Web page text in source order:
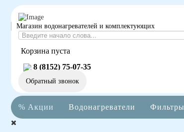
Магазин водонагревателей и комплектующих
Корзина пуста
8 (8152) 75-07-35
Обратный звонок
% Акции Водонагреватели Фильтры